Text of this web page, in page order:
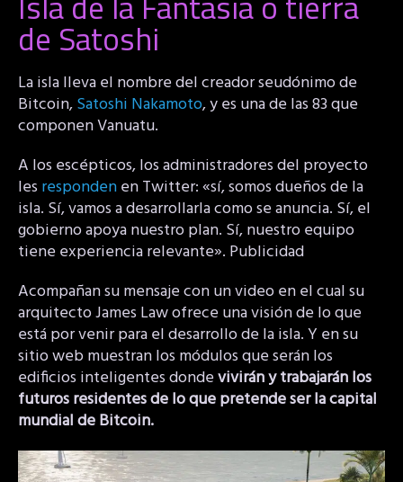
de Satoshi
La isla lleva el nombre del creador seudónimo de
Bitcoin,Satoshi Nakamoto, y es una de las 83 que
componen Vanuatu.
A los escépticos, los administradores del proyecto
les respondenen Twitter: «sí, somos dueños de la
isla. Sí, vamos a desarrollarla como se anuncia. Sí, el
gobierno apoya nuestro plan. Sí, nuestro equipo
tiene experiencia relevante». Publicidad
Acompañan su mensaje con un video en el cual su
arquitecto James Law ofrece una visión de lo que
está por venir para el desarrollo de la isla. Y en su
sitio web muestran los módulos que serán los
edificios inteligentes dondevivirán y trabajarán los
futuros residentes de lo que pretende ser la capital
mundial de Bitcoin.